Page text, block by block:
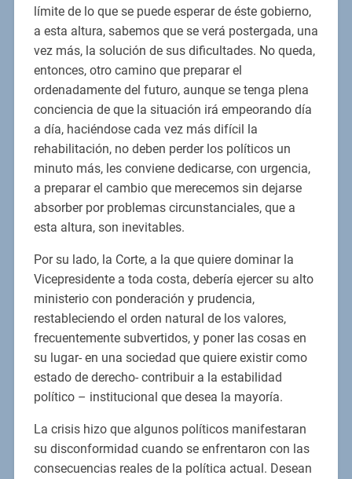
límite de lo que se puede esperar de éste gobierno,
a esta altura, sabemos que se verá postergada, una
vez más, la solución de sus dificultades. No queda,
entonces, otro camino que preparar el
ordenadamente del futuro, aunque se tenga plena
conciencia de que la situación irá empeorando día
a día, haciéndose cada vez más difícil la
rehabilitación, no deben perder los políticos un
minuto más, les conviene dedicarse, con urgencia,
a preparar el cambio que merecemos sin dejarse
absorber por problemas circunstanciales, que a
esta altura, son inevitables.
Por su lado, la Corte, a la que quiere dominar la
Vicepresidente a toda costa, debería ejercer su alto
ministerio con ponderación y prudencia,
restableciendo el orden natural de los valores,
frecuentemente subvertidos, y poner las cosas en
su lugar- en una sociedad que quiere existir como
estado de derecho- contribuir a la estabilidad
político – institucional que desea la mayoría.
La crisis hizo que algunos políticos manifestaran
su disconformidad cuando se enfrentaron con las
consecuencias reales de la política actual. Desean